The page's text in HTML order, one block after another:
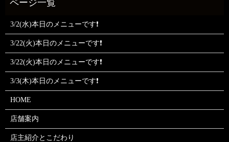
3/2(水)本日のメニューです❗
3/22(火)本日のメニューです❗
3/22(火)本日のメニューです❗
3/3(木)本日のメニューです❗
HOME
店舗案内
店主紹介とこだわり